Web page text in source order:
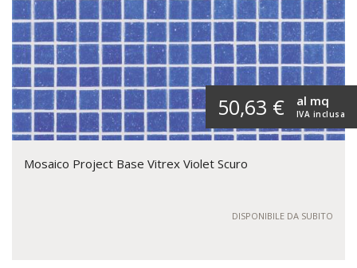
50,63 € IVA inclusa
al mq
Mosaico Project Base Vitrex Violet Scuro
DISPONIBILE DA SUBITO